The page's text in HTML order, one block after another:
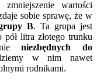
wartości
sobie sprawę, że w
B. Ta grupa jest
litra złotego trunku
niezbędnych do
w nim nawet
rodnikami.